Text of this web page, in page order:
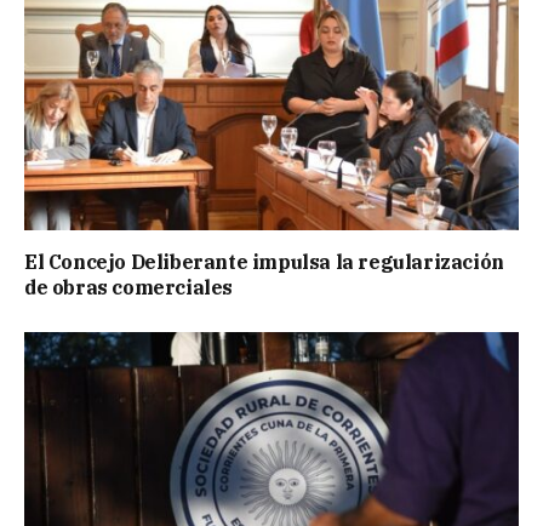
El Concejo Deliberante impulsa la regularización
de obras comerciales